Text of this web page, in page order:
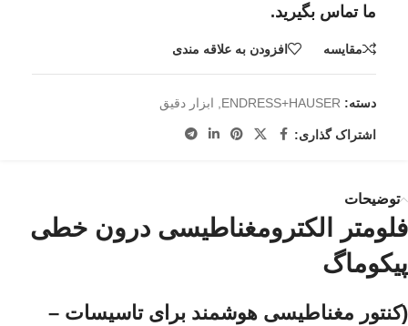
ما تماس بگیرید.
مقايسه افزودن به علاقه مندی
دسته: ENDRESS+HAUSER ابزار دقیق
اشتراک گذاری:
توضیحات
فلومتر الکترومغناطیسی درون خطی
پیکوماگ
(کنتور مغناطیسی هوشمند برای تاسیسات –